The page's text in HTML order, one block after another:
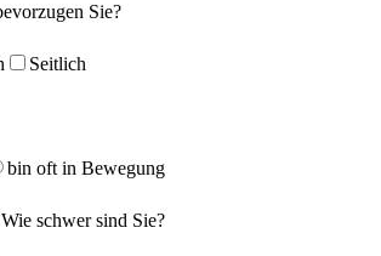
Sie?
Seitlich
bin oft in Bewegung
schwer sind Sie?